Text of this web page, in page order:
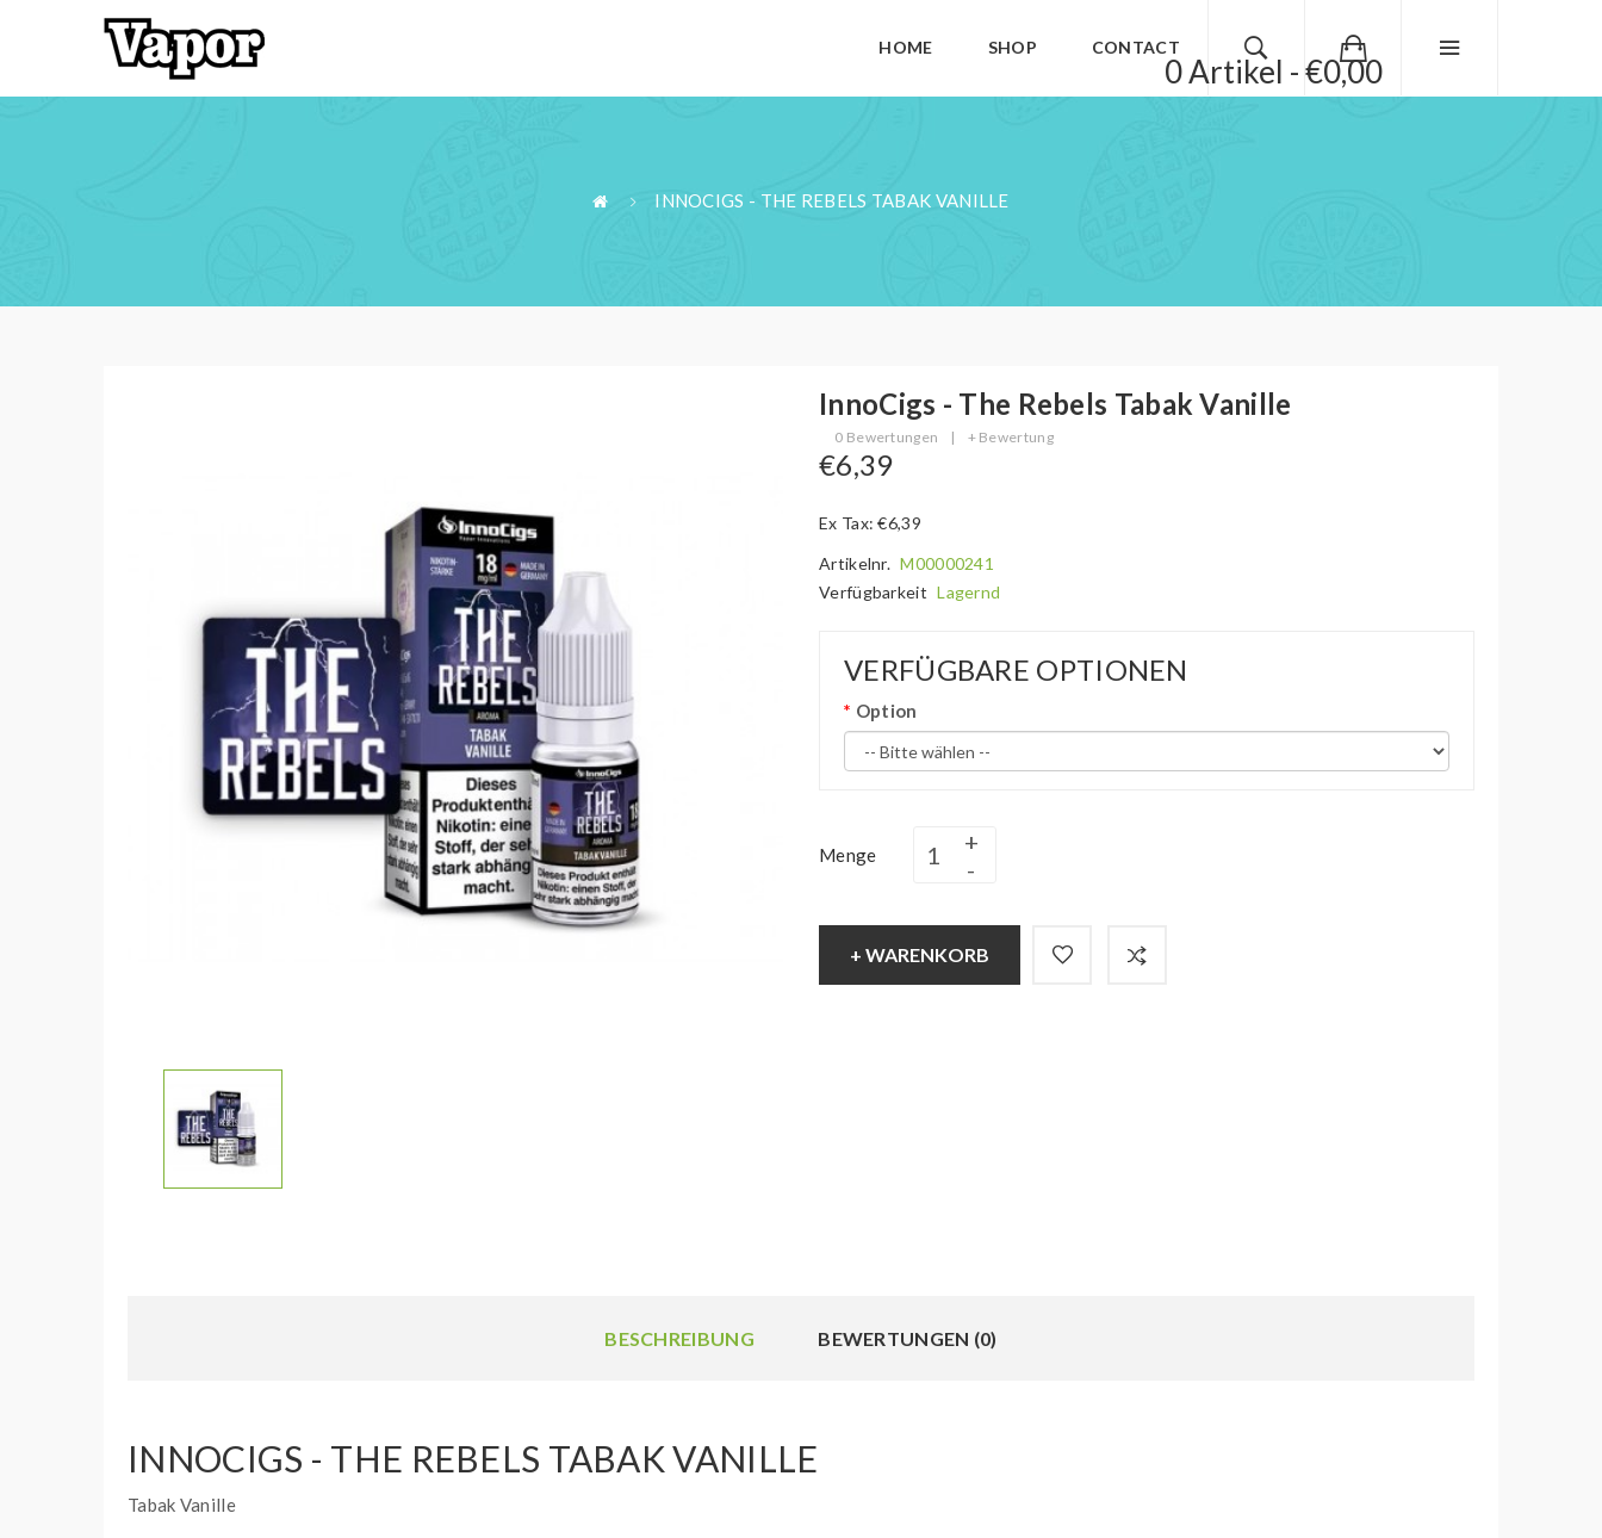
0 Artikel - €0,00
HOME SHOP CONTACT
INNOCIGS - THE REBELS TABAK VANILLE
InnoCigs - The Rebels Tabak Vanille
0 Bewertungen | + Bewertung
€6,39
Ex Tax: €6,39
Artikelnr. M00000241
Verfügbarkeit Lagernd
VERFÜGBARE OPTIONEN
Option
Menge
+ WARENKORB
BESCHREIBUNG BEWERTUNGEN (0)
INNOCIGS - THE REBELS TABAK VANILLE
Tabak Vanille